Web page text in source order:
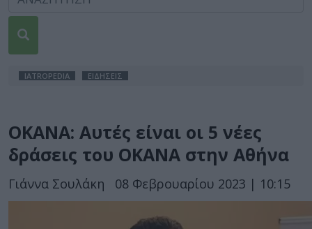
IATROPEDIA ΕΙΔΗΣΕΙΣ
ΟΚΑΝΑ: Αυτές είναι οι 5 νέες
δράσεις του ΟΚΑΝΑ στην Αθήνα
Γιάννα Σουλάκη 08 Φεβρουαρίου 2023 | 10:15